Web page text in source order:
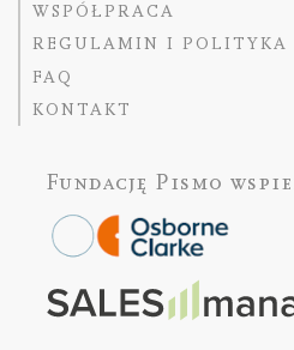
WSPÓŁPRACA
REGULAMIN I POLITYKA
FAQ
KONTAKT
Fundację Pismo